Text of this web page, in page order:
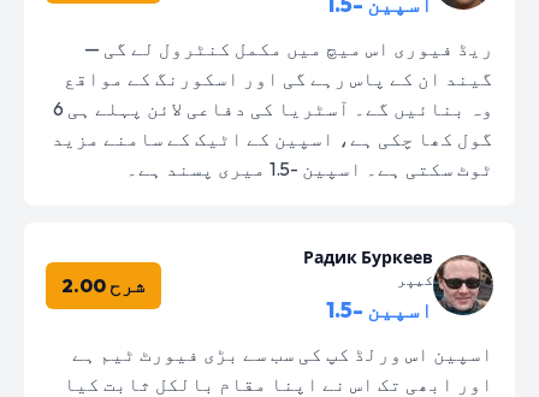
ریڈ فیوری اس میچ میں مکمل کنٹرول لے گی —
گیند ان کے پاس رہے گی اور اسکورنگ کے مواقع
وہ بنائیں گے۔ آسٹریا کی دفاعی لائن پہلے ہی 6
گول کھا چکی ہے، اسپین کے اٹیک کے سامنے مزید
ٹوٹ سکتی ہے۔ اسپین -1.5 میری پسند ہے۔
Радик Буркеев
کیپر
اسپین -1.5
شرح 2.00
اسپین اس ورلڈ کپ کی سب سے بڑی فیورٹ ٹیم ہے
اور ابھی تک اس نے اپنا مقام بالکل ثابت کیا